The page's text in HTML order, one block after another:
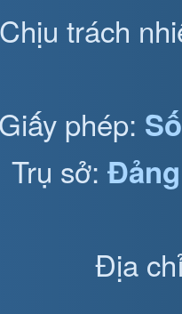
Chịu trách
Giấy phép:
Trụ sở:
Địa